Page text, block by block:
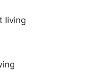
living